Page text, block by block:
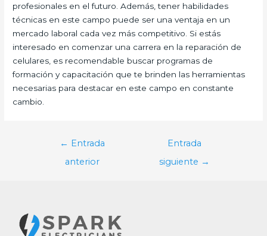
profesionales en el futuro. Además, tener habilidades
técnicas en este campo puede ser una ventaja en un
mercado laboral cada vez más competitivo. Si estás
interesado en comenzar una carrera en la reparación de
celulares, es recomendable buscar programas de
formación y capacitación que te brinden las herramientas
necesarias para destacar en este campo en constante
cambio.
Navegación
entradas
← Entrada
anterior
Entrada
siguiente →